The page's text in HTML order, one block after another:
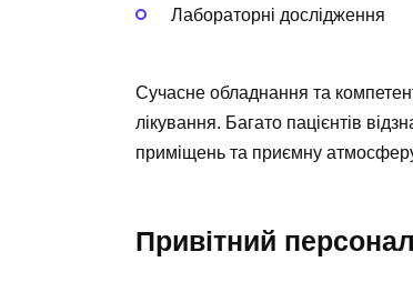
Лабораторні дослідження
Сучасне обладнання та
лікування. Багато пацієнтів
приміщень та приємну атмосферу
Привітний